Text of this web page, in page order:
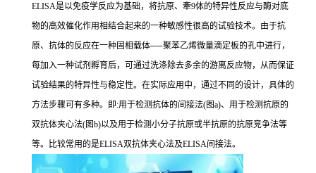
ELISA是以免疫学反应为基础，将抗原、牽9体的特异性反应与酶对底
物的高效催化作用相结合起来的一种敏感性很高的试验技术。由于抗
原、抗体的反应在一种固相载体──聚苯乙烯微量滴定板的孔中进行，
每加入一种试剂孵育后，可通过洗涤除去多余的游离反应物，从而保证
试验结果的特异性与稳定性。在实际应用中，通过不同的设计，具体的
方法步骤可有多种。即:用于检测抗体的间接法(图a)、用于检测抗原的
双抗体夹心法(图b)以及用于检测小分子抗原或半抗原的抗原竞争法等
等。比较常用的是ELISA双抗体夹心法及ELISA间接法。